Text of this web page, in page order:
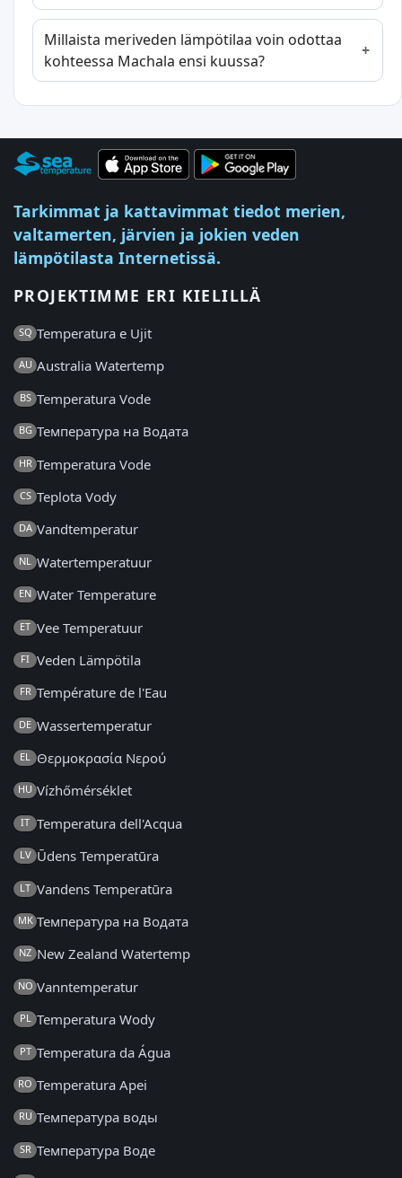
Millaista meriveden lämpötilaa voin odottaa
kohteessa Machala ensi kuussa?
Tarkimmat ja kattavimmat tiedot merien,
valtamerten, järvien ja jokien veden
lämpötilasta Internetissä.
PROJEKTIMME ERI KIELILLÄ
SQ Temperatura e Ujit
AU Australia Watertemp
BS Temperatura Vode
BG Температура на Водата
HR Temperatura Vode
CS Teplota Vody
DA Vandtemperatur
NL Watertemperatuur
EN Water Temperature
ET Vee Temperatuur
FI Veden Lämpötila
FR Température de l'Eau
DE Wassertemperatur
EL Θερμοκρασία Νερού
HU Vízhőmérséklet
IT Temperatura dell'Acqua
LV Ūdens Temperatūra
LT Vandens Temperatūra
MK Температура на Водата
NZ New Zealand Watertemp
NO Vanntemperatur
PL Temperatura Wody
PT Temperatura da Água
RO Temperatura Apei
RU Температура воды
SR Температура Воде